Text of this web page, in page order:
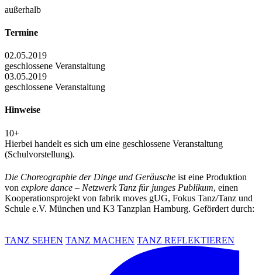
außerhalb
Termine
02.05.2019
geschlossene Veranstaltung
03.05.2019
geschlossene Veranstaltung
Hinweise
10+
Hierbei handelt es sich um eine geschlossene Veranstaltung
(Schulvorstellung).
Die Choreographie der Dinge und Geräusche ist eine Produktion
von explore dance – Netzwerk Tanz für junges Publikum, einen
Kooperationsprojekt von fabrik moves gUG, Fokus Tanz/Tanz und
Schule e.V. München und K3 Tanzplan Hamburg. Gefördert durch:
TANZ SEHEN TANZ MACHEN TANZ REFLEKTIEREN